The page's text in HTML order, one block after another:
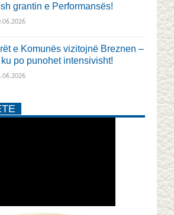
grantin e Performansës!
e Komunës vizitojnë Breznen –
po punohet intensivisht!